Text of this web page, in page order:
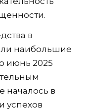
в
наибольшие
июнь 2025
началось в
успехов